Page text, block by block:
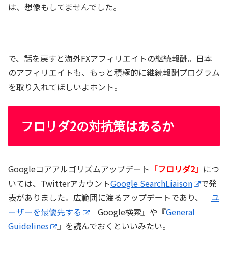
は、想像もしてませんでした。
で、話を戻すと海外FXアフィリエイトの継続報酬。日本
のアフィリエイトも、もっと積極的に継続報酬プログラム
を取り入れてほしいよホント。
フロリダ2の対抗策はあるか
Googleコアアルゴリズムアップデート 「フロリダ2」 につ
いては、TwitterアカウントGoogle SearchLiaison
で発
表がありました。広範囲に渡るアップデートであり、『ユ
ーザーを最優先する
｜Google検索』や『General
Guidelines
』を読んでおくといいみたい。